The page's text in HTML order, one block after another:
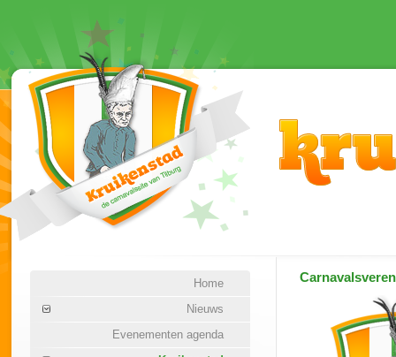
Home
Nieuws
Evenementen agenda